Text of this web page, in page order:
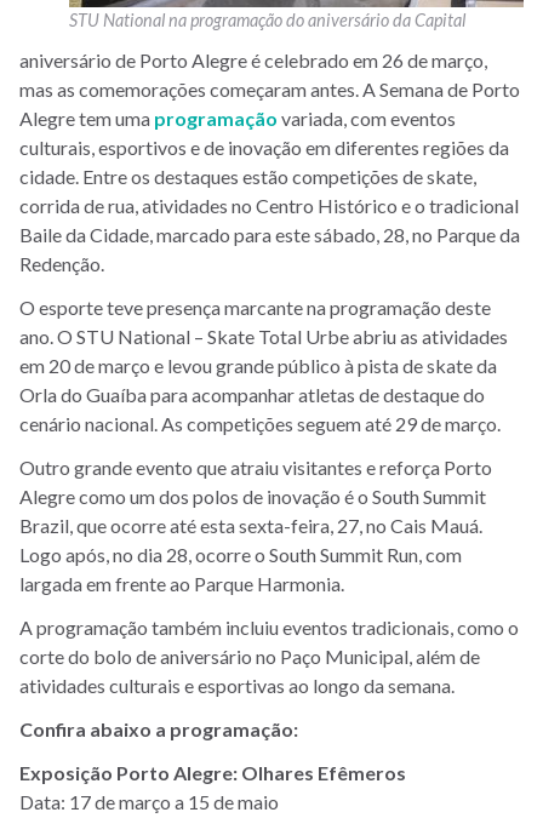
STU National na programação do aniversário da Capital
aniversário de Porto Alegre é celebrado em 26 de março,
mas as comemorações começaram antes. A Semana de Porto
Alegre tem uma programação variada, com eventos
culturais, esportivos e de inovação em diferentes regiões da
cidade. Entre os destaques estão competições de skate,
corrida de rua, atividades no Centro Histórico e o tradicional
Baile da Cidade, marcado para este sábado, 28, no Parque da
Redenção.
O esporte teve presença marcante na programação deste
ano. O STU National – Skate Total Urbe abriu as atividades
em 20 de março e levou grande público à pista de skate da
Orla do Guaíba para acompanhar atletas de destaque do
cenário nacional. As competições seguem até 29 de março.
Outro grande evento que atraiu visitantes e reforça Porto
Alegre como um dos polos de inovação é o South Summit
Brazil, que ocorre até esta sexta-feira, 27, no Cais Mauá.
Logo após, no dia 28, ocorre o South Summit Run, com
largada em frente ao Parque Harmonia.
A programação também incluiu eventos tradicionais, como o
corte do bolo de aniversário no Paço Municipal, além de
atividades culturais e esportivas ao longo da semana.
Confira abaixo a programação:
Exposição Porto Alegre: Olhares Efêmeros
Data: 17 de março a 15 de maio